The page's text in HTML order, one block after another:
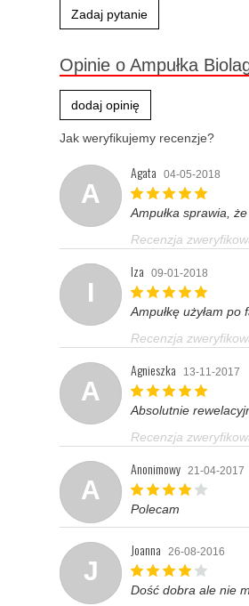
Zadaj pytanie
Opinie o Ampułka
dodaj opinię
Jak weryfikujemy recenzje?
A
Agata 04-05-2018
Ampułka sprawia,
Recenzja
I
Iza 09-01-2018
Ampułkę użyłam
Recenzja
A
Agnieszka 13-11-2017
Absolutnie
Recenzja
A
Anonimowy 21-04-2017
Polecam
J
Joanna 26-08-2016
Dość dobra ale nie